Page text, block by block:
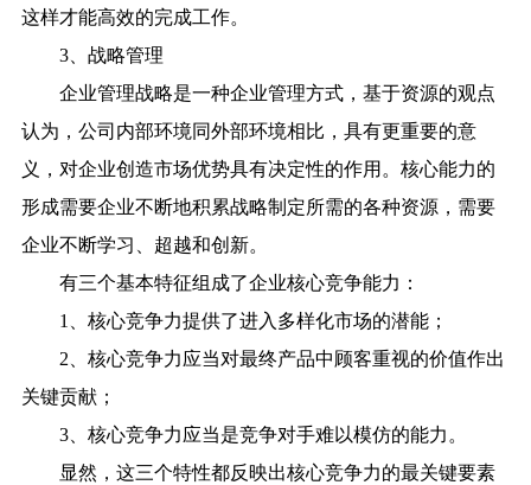
这样才能高效的完成工作。
3、战略管理
企业管理战略是一种企业管理方式，基于资源的观点
认为，公司内部环境同外部环境相比，具有更重要的意
义，对企业创造市场优势具有决定性的作用。核心能力的
形成需要企业不断地积累战略制定所需的各种资源，需要
企业不断学习、超越和创新。
有三个基本特征组成了企业核心竞争能力：
1、核心竞争力提供了进入多样化市场的潜能；
2、核心竞争力应当对最终产品中顾客重视的价值作出
关键贡献；
3、核心竞争力应当是竞争对手难以模仿的能力。
显然，这三个特性都反映出核心竞争力的最关键要素